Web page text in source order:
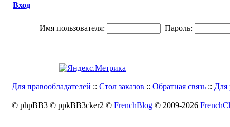
Вход
Имя пользователя: Пароль:
Для правообладателей :: Стол заказов :: Обратная связь :: Для
© phpBB3 © ppkBB3cker2 © FrenchBlog © 2009-2026